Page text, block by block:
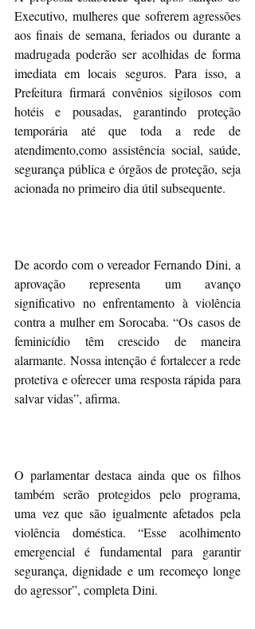
Executivo, mulheres que sofrerem agressões
aos finais de semana, feriados ou durante a
madrugada poderão ser acolhidas de forma
imediata em locais seguros. Para isso, a
Prefeitura firmará convênios sigilosos com
hotéis e pousadas, garantindo proteção
temporária até que toda a rede de
atendimento,como assistência social, saúde,
segurança pública e órgãos de proteção, seja
acionada no primeiro dia útil subsequente.
De acordo com o vereador Fernando Dini, a
aprovação representa um avanço
significativo no enfrentamento à violência
contra a mulher em Sorocaba. “Os casos de
feminicídio têm crescido de maneira
alarmante. Nossa intenção é fortalecer a rede
protetiva e oferecer uma resposta rápida para
salvar vidas”, afirma.
O parlamentar destaca ainda que os filhos
também serão protegidos pelo programa,
uma vez que são igualmente afetados pela
violência doméstica. “Esse acolhimento
emergencial é fundamental para garantir
segurança, dignidade e um recomeço longe
do agressor”, completa Dini.